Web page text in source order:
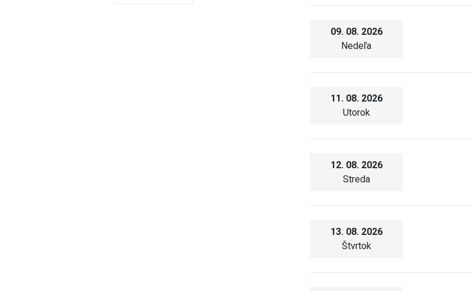
09. 08. 2026
Nedeľa
11. 08. 2026
Utorok
12. 08. 2026
Streda
13. 08. 2026
Štvrtok